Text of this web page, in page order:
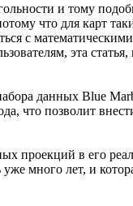
и тому
что для карт
с
эта статья,
данных Blue
что позволит
проекций в его
много лет, и